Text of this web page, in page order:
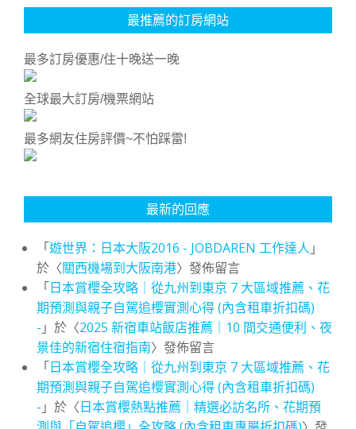
最推薦的訂房網站
最多訂房優惠/住十晚送一晚
全球最大訂房/機票網站
最多網友住房評價~不怕踩雷!
最新的回應
「遊世界：日本大阪2016 - JOBDAREN 工作達人 」
於〈關西機場到大阪南港〉發佈留言
「日本賞櫻全攻略｜從九州到東京 7 大區域推薦、花
期預測與親子自駕追櫻實測心得 (內含租車折扣碼)
- 」於〈2025 新宿車站飯店推薦｜10 間交通便利、夜
景佳的新宿住宿指南〉發佈留言
「日本賞櫻全攻略｜從九州到東京 7 大區域推薦、花
期預測與親子自駕追櫻實測心得 (內含租車折扣碼)
- 」於〈日本賞櫻熱點推薦｜精選必訪名所、花期預